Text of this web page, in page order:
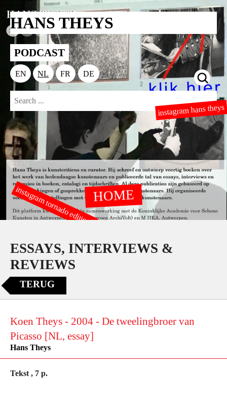
HANS THEYS
PODCAST
EN NL FR DE
HOME
instagram hans theys
instagram tornado editions
ESSAYS, INTERVIEWS &
REVIEWS
TERUG
Koen Theys - 2004 - De tweelingbroer van
Picasso [NL, essay]
Hans Theys
Tekst , 7 p.